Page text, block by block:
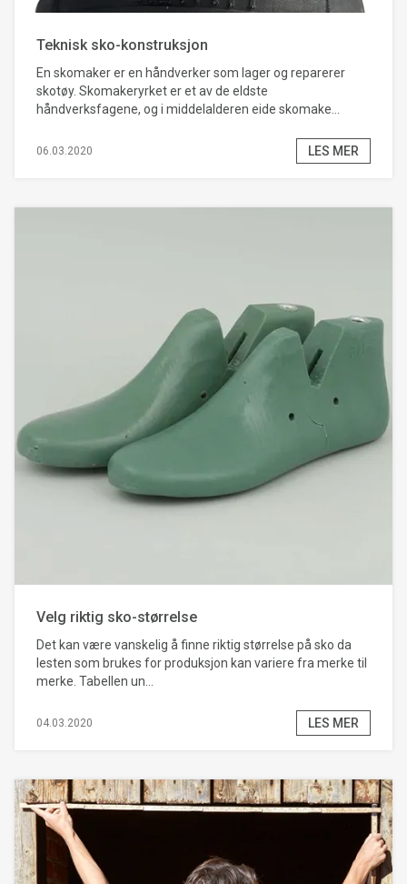
Teknisk sko-konstruksjon
En skomaker er en håndverker som lager og reparerer
skotøy. Skomakeryrket er et av de eldste
håndverksfagene, og i middelalderen eide skomake...
06.03.2020 LES MER
Velg riktig sko-størrelse
Det kan være vanskelig å finne riktig størrelse på sko da
lesten som brukes for produksjon kan variere fra merke til
merke. Tabellen un...
04.03.2020 LES MER